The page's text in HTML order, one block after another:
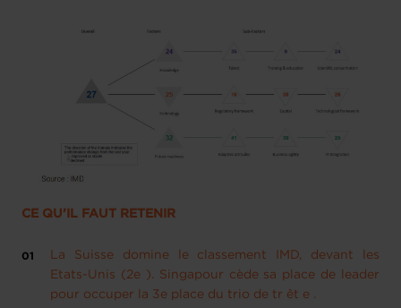
CE QU’IL FAUT RETENIR
La Suisse domine le classement IMD, devant les
Etats-Unis (2e ). Singapour cède sa place de leader
pour occuper la 3e place du trio de tr êt e .